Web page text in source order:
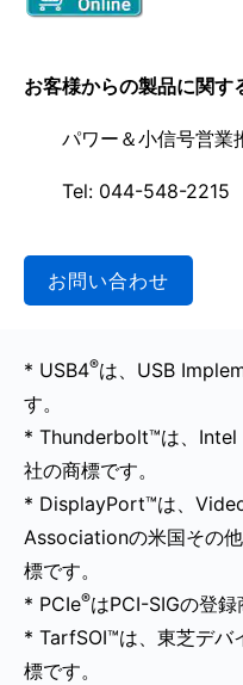
お客様からの製品に関す
パワー＆小信号営業
Tel: 044-548-2215
お問い合わせ
* USB4®は、USB
す。
* Thunderbolt™は、Intel
社の商標です。
* DisplayPort™は、
Associationの米国その
標です。
* PCIe®はPCI-SIGの登録
* TarfSOI™は、東芝デバ
標です。